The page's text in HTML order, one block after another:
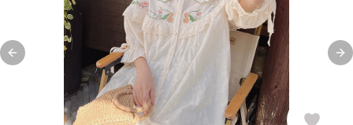
Previous slide